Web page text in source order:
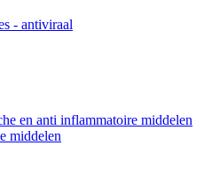
- antiviraal
en anti inflammatoire middelen
middelen